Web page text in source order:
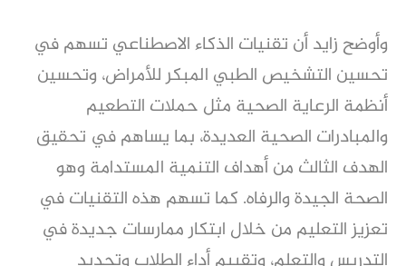
وأوضح زايد أن تقنيات الذكاء الاصطناعي تسهم في
تحسين التشخيص الطبي المبكر للأمراض، وتحسين
أنظمة الرعاية الصحية مثل حملات التطعيم
والمبادرات الصحية العديدة، بما يساهم في تحقيق
الهدف الثالث من أهداف التنمية المستدامة وهو
الصحة الجيدة والرفاه. كما تسهم هذه التقنيات في
تعزيز التعليم من خلال ابتكار ممارسات جديدة في